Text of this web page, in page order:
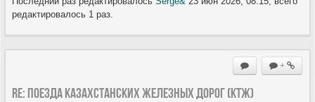
редактировалось 1 раз.
+
Re: Поезда Казахстанских железных дорог (КТЖ)